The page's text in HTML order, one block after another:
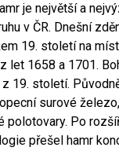
je největší a
v ČR. Dnešní
19. století na
let 1658 a 1701.
19. století.
surové
polotovary. Po
přešel hamr